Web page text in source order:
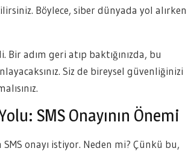
Böylece, siber dünyada yol alırken
adım geri atıp baktığınızda, bu
Siz de bireysel güvenliğinizi
SMS Onayının Önemi
onayı istiyor. Neden mi? Çünkü bu,